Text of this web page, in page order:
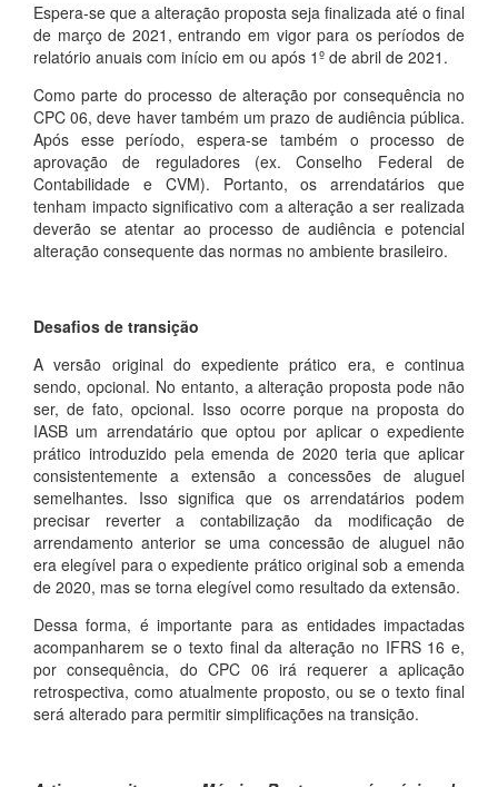
Espera-se que a alteração proposta seja finalizada até o final
de março de 2021, entrando em vigor para os períodos de
relatório anuais com início em ou após 1º de abril de 2021.
Como parte do processo de alteração por consequência no
CPC 06, deve haver também um prazo de audiência pública.
Após esse período, espera-se também o processo de
aprovação de reguladores (ex. Conselho Federal de
Contabilidade e CVM). Portanto, os arrendatários que
tenham impacto significativo com a alteração a ser realizada
deverão se atentar ao processo de audiência e potencial
alteração consequente das normas no ambiente brasileiro.
Desafios de transição
A versão original do expediente prático era, e continua
sendo, opcional. No entanto, a alteração proposta pode não
ser, de fato, opcional. Isso ocorre porque na proposta do
IASB um arrendatário que optou por aplicar o expediente
prático introduzido pela emenda de 2020 teria que aplicar
consistentemente a extensão a concessões de aluguel
semelhantes. Isso significa que os arrendatários podem
precisar reverter a contabilização da modificação de
arrendamento anterior se uma concessão de aluguel não
era elegível para o expediente prático original sob a emenda
de 2020, mas se torna elegível como resultado da extensão.
Dessa forma, é importante para as entidades impactadas
acompanharem se o texto final da alteração no IFRS 16 e,
por consequência, do CPC 06 irá requerer a aplicação
retrospectiva, como atualmente proposto, ou se o texto final
será alterado para permitir simplificações na transição.